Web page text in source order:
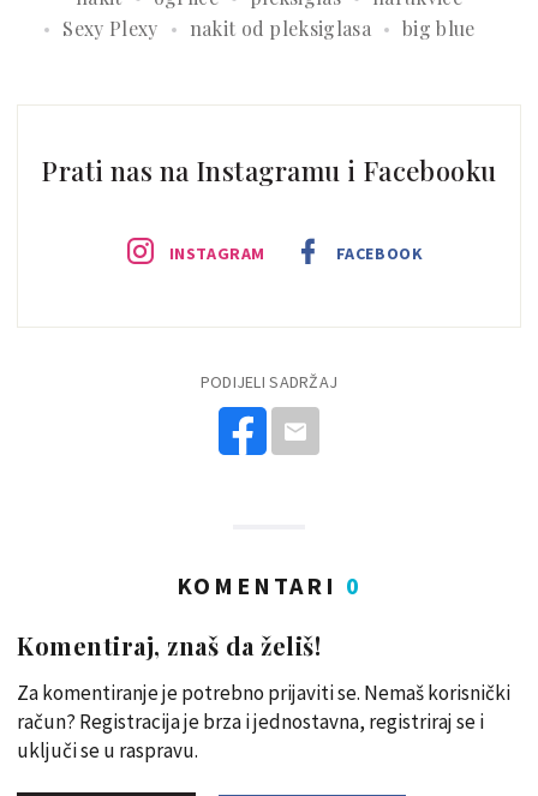
Sexy Plexy
nakit od pleksiglasa big blue
Prati nas na Instagramu i Facebooku
INSTAGRAM FACEBOOK
PODIJELI SADRŽAJ
KOMENTARI 0
Komentiraj, znaš da želiš!
Za komentiranje je potrebno prijaviti se. Nemaš korisnički
račun? Registracija je brza i jednostavna, registriraj se i
uključi se u raspravu.